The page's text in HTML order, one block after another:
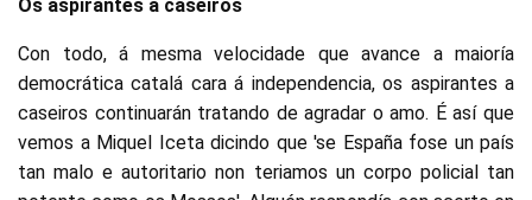
Os aspirantes a caseiros
Con todo, á mesma velocidade que avance a maioría
democrática catalá cara á independencia, os aspirantes a
caseiros continuarán tratando de agradar o amo. É así que
vemos a Miquel Iceta dicindo que 'se España fose un país
tan malo e autoritario non teriamos un corpo policial tan